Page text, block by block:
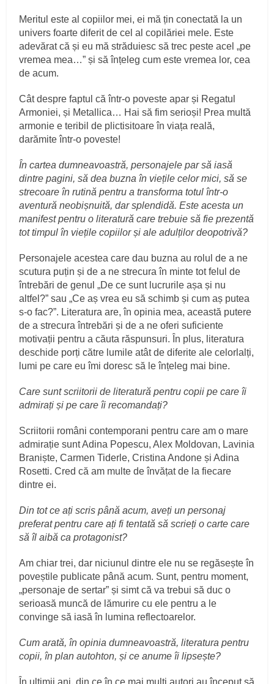
Meritul este al copiilor mei, ei mă țin conectată la un
univers foarte diferit de cel al copilăriei mele. Este
adevărat că și eu mă străduiesc să trec peste acel „pe
vremea mea…” și să înțeleg cum este vremea lor, cea
de acum.
Cât despre faptul că într-o poveste apar și Regatul
Armoniei, și Metallica… Hai să fim serioși! Prea multă
armonie e teribil de plictisitoare în viața reală,
darămite într-o poveste!
În cartea dumneavoastră, personajele par să iasă
dintre pagini, să dea buzna în viețile celor mici, să se
strecoare în rutină pentru a transforma totul într-o
aventură neobișnuită, dar splendidă. Este acesta un
manifest pentru o literatură care trebuie să fie prezentă
tot timpul în viețile copiilor și ale adulților deopotrivă?
Personajele acestea care dau buzna au rolul de a ne
scutura puțin și de a ne strecura în minte tot felul de
întrebări de genul „De ce sunt lucrurile așa și nu
altfel?” sau „Ce aș vrea eu să schimb și cum aș putea
s-o fac?”. Literatura are, în opinia mea, această putere
de a strecura întrebări și de a ne oferi suficiente
motivații pentru a căuta răspunsuri. În plus, literatura
deschide porți către lumile atât de diferite ale celorlalți,
lumi pe care eu îmi doresc să le înțeleg mai bine.
Care sunt scriitorii de literatură pentru copii pe care îi
admirați și pe care îi recomandați?
Scriitorii români contemporani pentru care am o mare
admirație sunt Adina Popescu, Alex Moldovan, Lavinia
Braniște, Carmen Tiderle, Cristina Andone și Adina
Rosetti. Cred că am multe de învățat de la fiecare
dintre ei.
Din tot ce ați scris până acum, aveți un personaj
preferat pentru care ați fi tentată să scrieți o carte care
să îl aibă ca protagonist?
Am chiar trei, dar niciunul dintre ele nu se regăsește în
poveștile publicate până acum. Sunt, pentru moment,
„personaje de sertar” și simt că va trebui să duc o
serioasă muncă de lămurire cu ele pentru a le
convinge să iasă în lumina reflectoarelor.
Cum arată, în opinia dumneavoastră, literatura pentru
copii, în plan autohton, și ce anume îi lipsește?